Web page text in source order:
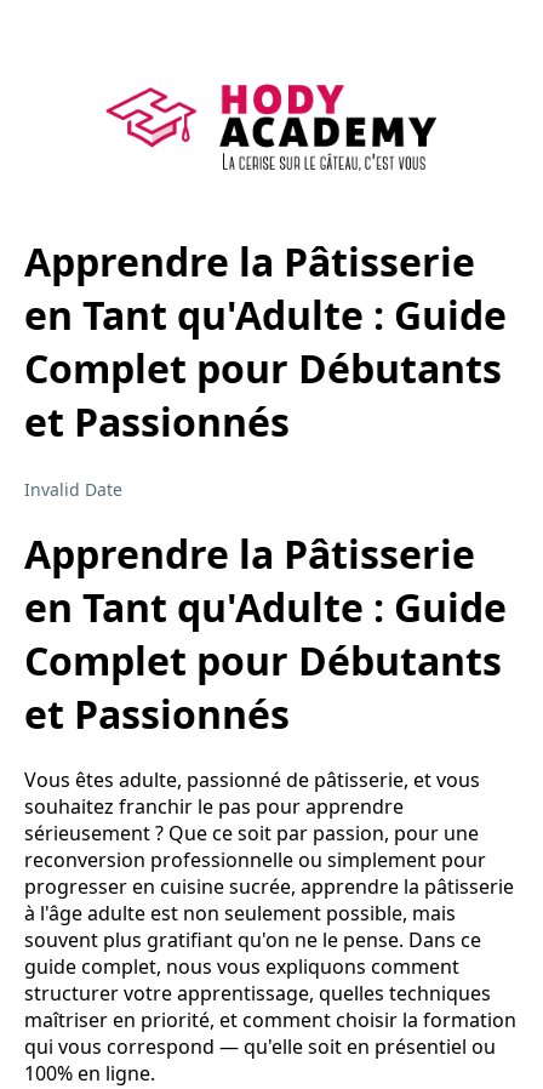
Apprendre la Pâtisserie
en Tant qu'Adulte : Guide
Complet pour Débutants
et Passionnés
Invalid Date
Apprendre la Pâtisserie
en Tant qu'Adulte : Guide
Complet pour Débutants
et Passionnés
Vous êtes adulte, passionné de pâtisserie, et vous
souhaitez franchir le pas pour apprendre
sérieusement ? Que ce soit par passion, pour une
reconversion professionnelle ou simplement pour
progresser en cuisine sucrée, apprendre la pâtisserie
à l'âge adulte est non seulement possible, mais
souvent plus gratifiant qu'on ne le pense. Dans ce
guide complet, nous vous expliquons comment
structurer votre apprentissage, quelles techniques
maîtriser en priorité, et comment choisir la formation
qui vous correspond — qu'elle soit en présentiel ou
100% en ligne.